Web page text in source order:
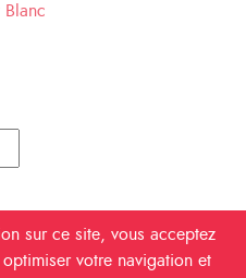
Blanc
sur ce site, vous acceptez
votre navigation et